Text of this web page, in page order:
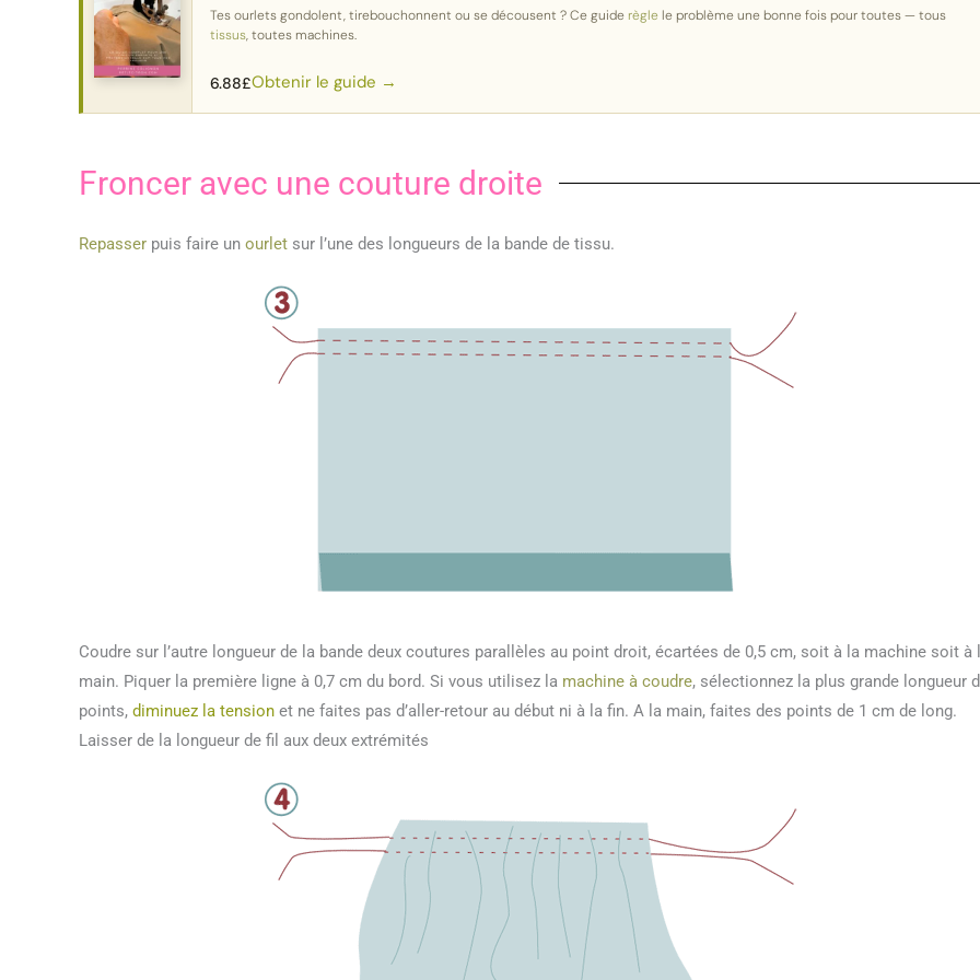
Tes ourlets gondolent, tirebouchonnent ou se décousent ? Ce guiderèglele problème une bonne fois pour toutes — tous
tissus, toutes machines.
6.88£Obtenir le guide →
Froncer avec une couture droite
Repasser puis faire un ourlet sur l’une des longueurs de la bande de tissu.
Coudre sur l’autre longueur de la bande deux coutures parallèles au point droit, écartées de 0,5 cm, soit à la machine soit à
main. Piquer la première ligne à 0,7 cm du bord. Si vous utilisez la machine à coudre, sélectionnez la plus grande longueur
points, diminuez la tension et ne faites pas d’aller-retour au début ni à la fin. A la main, faites des points de 1 cm de long.
Laisser de la longueur de fil aux deux extrémités